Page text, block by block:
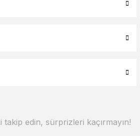
takip edin, sürprizleri kaçırmayın!